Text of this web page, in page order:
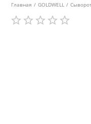
Главная / GOLDWELL /